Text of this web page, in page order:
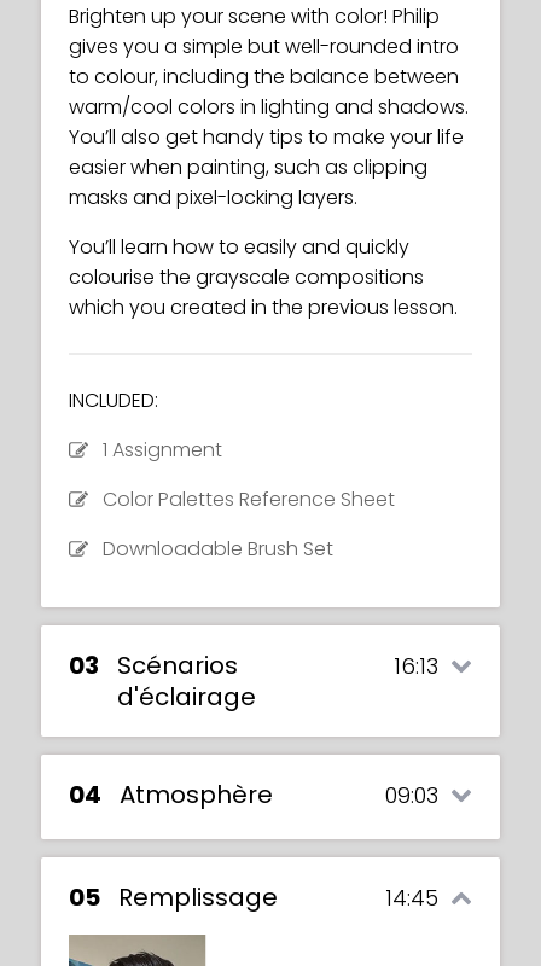
Brighten up your scene with color! Philip
gives you a simple but well-rounded intro
to colour, including the balance between
warm/cool colors in lighting and shadows.
You’ll also get handy tips to make your life
easier when painting, such as clipping
masks and pixel-locking layers.
You’ll learn how to easily and quickly
colourise the grayscale compositions
which you created in the previous lesson.
INCLUDED:
1 Assignment
Color Palettes Reference Sheet
Downloadable Brush Set
03
Scénarios
d'éclairage
16:13
04 Atmosphère 09:03
05 Remplissage 14:45